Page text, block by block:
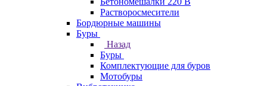
Растворосмесители
Бордюрные машины
Буры
Назад
Буры
Комплектующие для буров
Мотобуры